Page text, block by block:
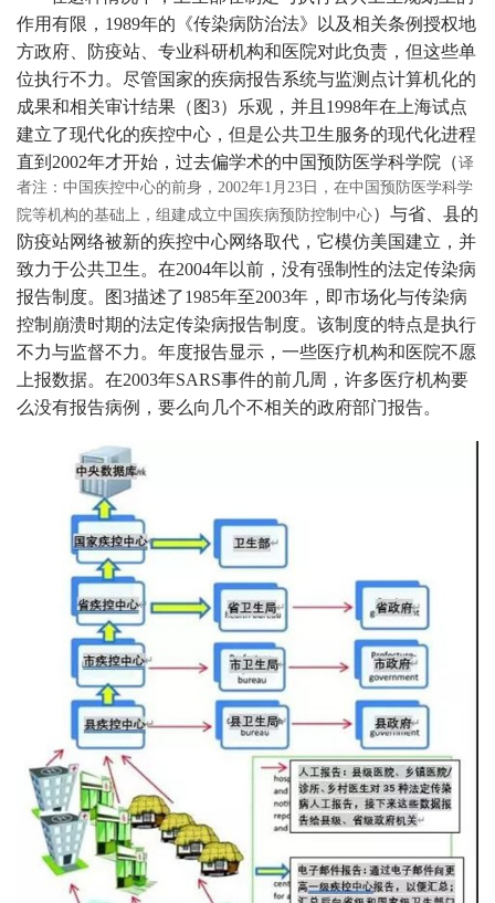
作用有限，1989年的《传染病防治法》以及相关条例授权地
方政府、防疫站、专业科研机构和医院对此负责，但这些单
位执行不力。尽管国家的疾病报告系统与监测点计算机化的
成果和相关审计结果（图3）乐观，并且1998年在上海试点
建立了现代化的疾控中心，但是公共卫生服务的现代化进程
直到2002年才开始，过去偏学术的中国预防医学科学院（译
者注：中国疾控中心的前身，2002年1月23日，在中国预防医学科学
院等机构的基础上，组建成立中国疾病预防控制中心）与省、县的
防疫站网络被新的疾控中心网络取代，它模仿美国建立，并
致力于公共卫生。在2004年以前，没有强制性的法定传染病
报告制度。图3描述了1985年至2003年，即市场化与传染病
控制崩溃时期的法定传染病报告制度。该制度的特点是执行
不力与监督不力。年度报告显示，一些医疗机构和医院不愿
上报数据。在2003年SARS事件的前几周，许多医疗机构要
么没有报告病例，要么向几个不相关的政府部门报告。